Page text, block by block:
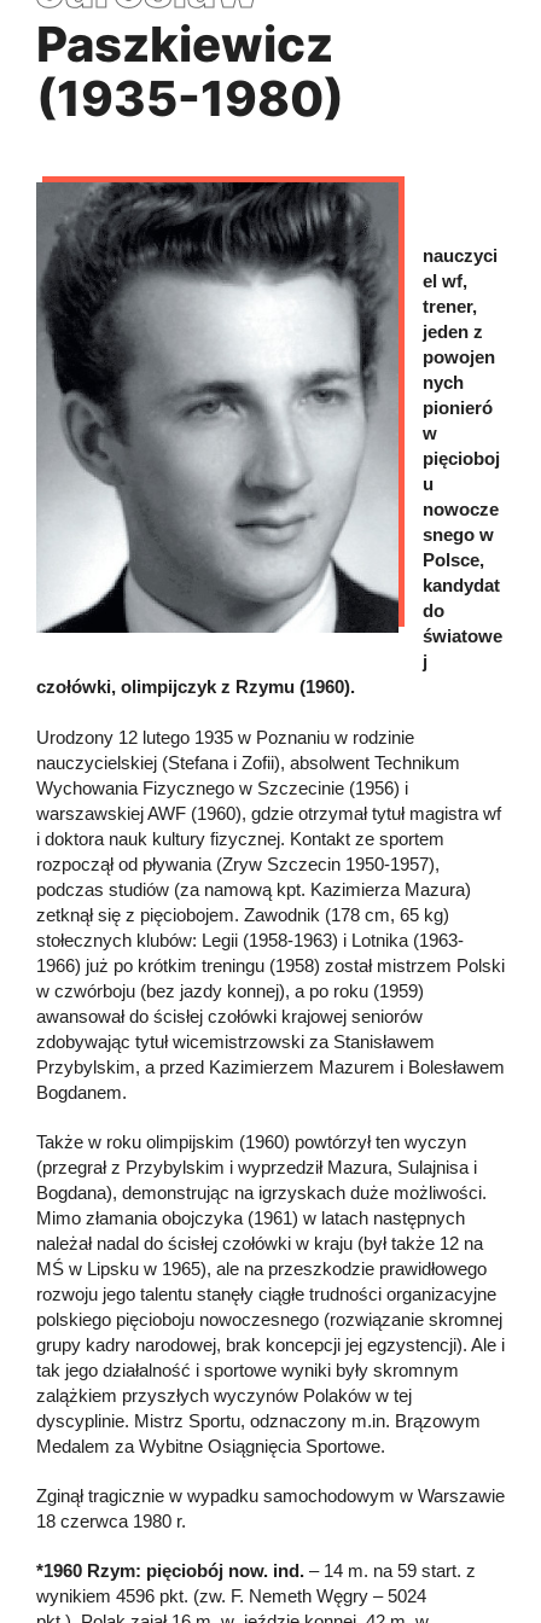
Paszkiewicz
(1935-1980)
nauczyci
el wf,
trener,
jeden z
powojen
nych
pionieró
w
pięcioboj
u
nowocze
snego w
Polsce,
kandydat
do
światowe
j
czołówki, olimpijczyk z Rzymu (1960).
Urodzony 12 lutego 1935 w Poznaniu w rodzinie
nauczycielskiej (Stefana i Zofii), absolwent Technikum
Wychowania Fizycznego w Szczecinie (1956) i
warszawskiej AWF (1960), gdzie otrzymał tytuł magistra wf
i doktora nauk kultury fizycznej. Kontakt ze sportem
rozpoczął od pływania (Zryw Szczecin 1950-1957),
podczas studiów (za namową kpt. Kazimierza Mazura)
zetknął się z pięciobojem. Zawodnik (178 cm, 65 kg)
stołecznych klubów: Legii (1958-1963) i Lotnika (1963-
1966) już po krótkim treningu (1958) został mistrzem Polski
w czwórboju (bez jazdy konnej), a po roku (1959)
awansował do ścisłej czołówki krajowej seniorów
zdobywając tytuł wicemistrzowski za Stanisławem
Przybylskim, a przed Kazimierzem Mazurem i Bolesławem
Bogdanem.
Także w roku olimpijskim (1960) powtórzył ten wyczyn
(przegrał z Przybylskim i wyprzedził Mazura, Sulajnisa i
Bogdana), demonstrując na igrzyskach duże możliwości.
Mimo złamania obojczyka (1961) w latach następnych
należał nadal do ścisłej czołówki w kraju (był także 12 na
MŚ w Lipsku w 1965), ale na przeszkodzie prawidłowego
rozwoju jego talentu stanęły ciągłe trudności organizacyjne
polskiego pięcioboju nowoczesnego (rozwiązanie skromnej
grupy kadry narodowej, brak koncepcji jej egzystencji). Ale i
tak jego działalność i sportowe wyniki były skromnym
zalążkiem przyszłych wyczynów Polaków w tej
dyscyplinie. Mistrz Sportu, odznaczony m.in. Brązowym
Medalem za Wybitne Osiągnięcia Sportowe.
Zginął tragicznie w wypadku samochodowym w Warszawie
18 czerwca 1980 r.
*1960 Rzym: pięciobój now. ind. – 14 m. na 59 start. z
wynikiem 4596 pkt. (zw. F. Nemeth Węgry – 5024